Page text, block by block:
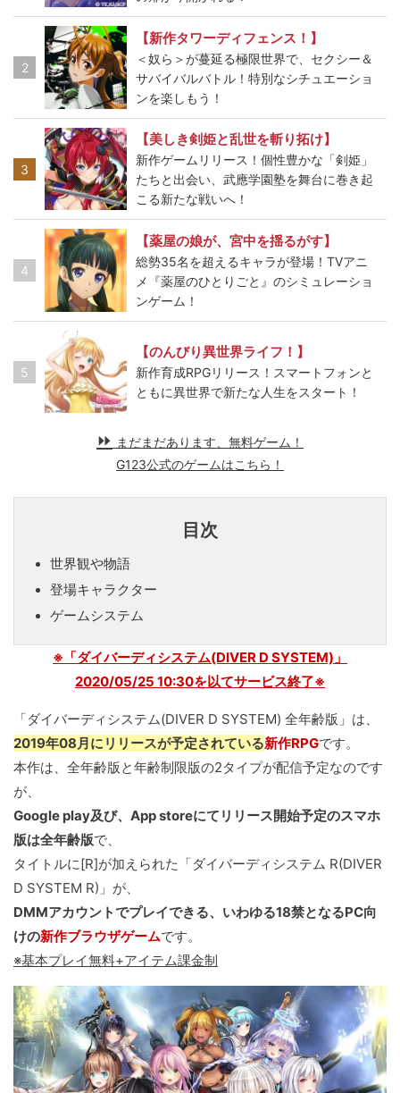
2
【新作タワーディフェンス！】
＜奴ら＞が蔓延る極限世界で、セクシー＆
サバイバルバトル！特別なシチュエーショ
ンを楽しもう！
3
【美しき剣姫と乱世を斬り拓け】
新作ゲームリリース！個性豊かな「剣姫」
たちと出会い、武應学園塾を舞台に巻き起
こる新たな戦いへ！
4
【薬屋の娘が、宮中を揺るがす】
総勢35名を超えるキャラが登場！TVアニ
メ『薬屋のひとりごと』のシミュレーショ
ンゲーム！
5
【のんびり異世界ライフ！】
新作育成RPGリリース！スマートフォンと
ともに異世界で新たな人生をスタート！
まだまだあります、無料ゲーム！
G123公式のゲームはこちら！
目次
世界観や物語
登場キャラクター
ゲームシステム
※「ダイバーディシステム(DIVER D SYSTEM)」
2020/05/25 10:30を以てサービス終了※
「ダイバーディシステム(DIVER D SYSTEM) 全年齢版」は、
2019年08月にリリースが予定されている新作RPGです。
本作は、全年齢版と年齢制限版の2タイプが配信予定なのです
が、
Google play及び、App storeにてリリース開始予定のスマホ
版は全年齢版で、
タイトルに[R]が加えられた「ダイバーディシステム R(DIVER
D SYSTEM R)」が、
DMMアカウントでプレイできる、いわゆる18禁となるPC向
けの新作ブラウザゲームです。
※基本プレイ無料+アイテム課金制